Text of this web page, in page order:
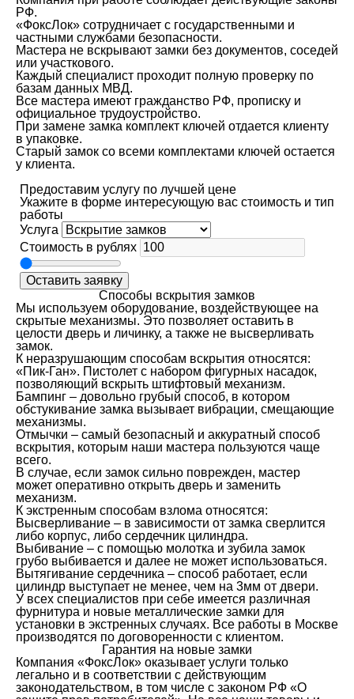
РФ.
«ФоксЛок» сотрудничает с государственными и
частными службами безопасности.
Мастера не вскрывают замки без документов, соседей
или участкового.
Каждый специалист проходит полную проверку по
базам данных МВД.
Все мастера имеют гражданство РФ, прописку и
официальное трудоустройство.
При замене замка комплект ключей отдается клиенту
в упаковке.
Старый замок со всеми комплектами ключей остается
у клиента.
Предоставим услугу по лучшей цене
Укажите в форме интересующую вас стоимость и тип
работы
Услуга
Стоимость в рублях
Оставить заявку
Способы вскрытия замков
Мы используем оборудование, воздействующее на
скрытые механизмы. Это позволяет оставить в
целости дверь и личинку, а также не высверливать
замок.
К неразрушающим способам вскрытия относятся:
«Пик-Ган». Пистолет с набором фигурных насадок,
позволяющий вскрыть штифтовый механизм.
Бампинг – довольно грубый способ, в котором
обстукивание замка вызывает вибрации, смещающие
механизмы.
Отмычки – самый безопасный и аккуратный способ
вскрытия, которым наши мастера пользуются чаще
всего.
В случае, если замок сильно поврежден, мастер
может оперативно открыть дверь и заменить
механизм.
К экстренным способам взлома относятся:
Высверливание – в зависимости от замка сверлится
либо корпус, либо сердечник цилиндра.
Выбивание – с помощью молотка и зубила замок
грубо выбивается и далее не может использоваться.
Вытягивание сердечника – способ работает, если
цилиндр выступает не менее, чем на 3мм от двери.
У всех специалистов при себе имеется различная
фурнитура и новые металлические замки для
установки в экстренных случаях. Все работы в Москве
производятся по договоренности с клиентом.
Гарантия на новые замки
Компания «ФоксЛок» оказывает услуги только
легально и в соответствии с действующим
законодательством, в том числе с законом РФ «О